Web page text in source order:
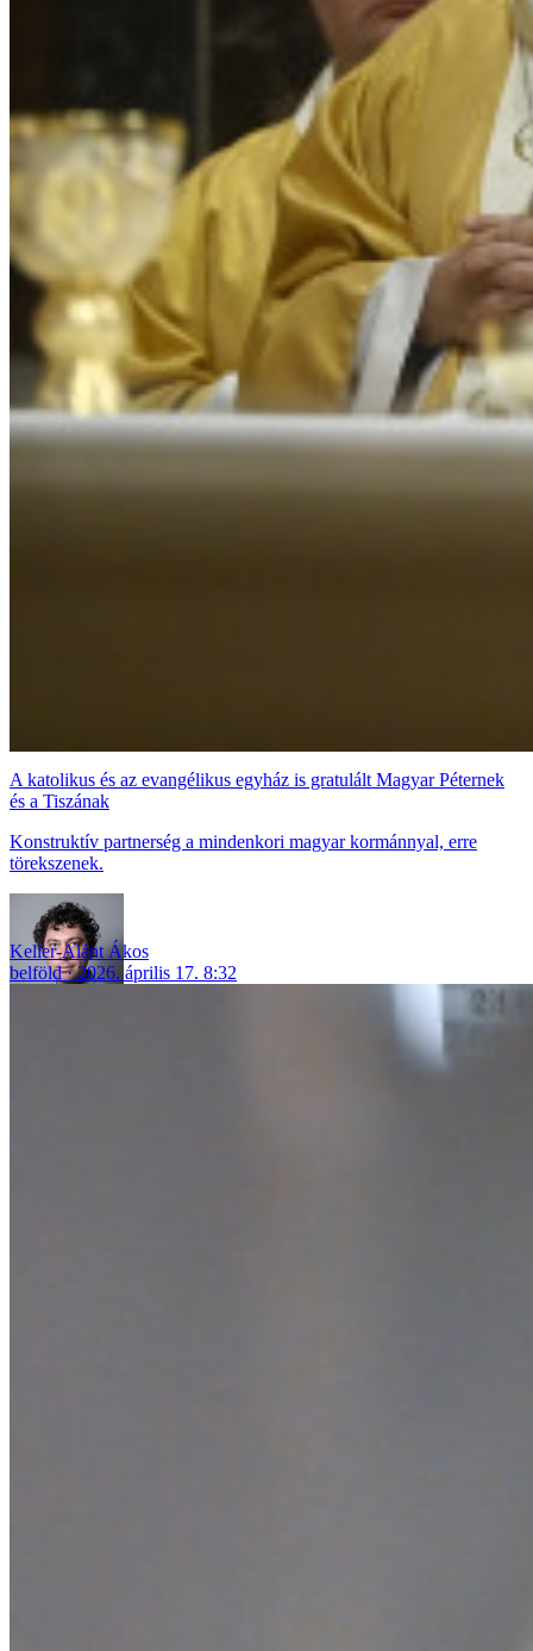
A katolikus és az evangélikus egyház is gratulált Magyar Péternek
és a Tiszának
Konstruktív partnerség a mindenkori magyar kormánnyal, erre
törekszenek.
Keller-Alánt Ákos
belföld
2026. április 17. 8:32